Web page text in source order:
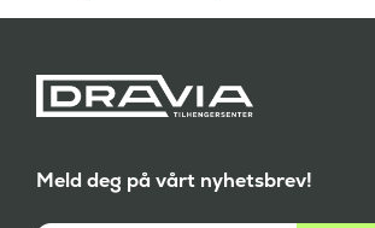
Meld deg på vårt nyhetsbrev!